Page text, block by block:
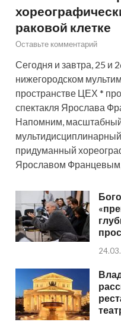
раковой клетке
Оставьте комментарий
Сегодня и завтра, 25 и
нижегородском
пространстве ЦЕХ *
спектакля Ярослава
Напомним,
мультидисциплинарный
придуманный
Ярославом Францевым,